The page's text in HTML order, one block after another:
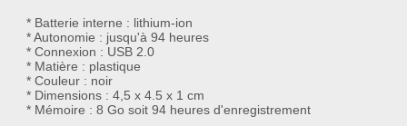
* Batterie interne : lithium-ion
* Autonomie : jusqu'à 94 heures
* Connexion : USB 2.0
* Matière : plastique
* Couleur : noir
* Dimensions : 4,5 x 4.5 x 1 cm
* Mémoire : 8 Go soit 94 heures d'enregistrement